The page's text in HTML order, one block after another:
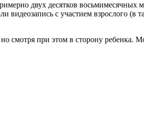
двух десятков восьмимесячных
с участием взрослого (в
смотря при этом в сторону ребенка.